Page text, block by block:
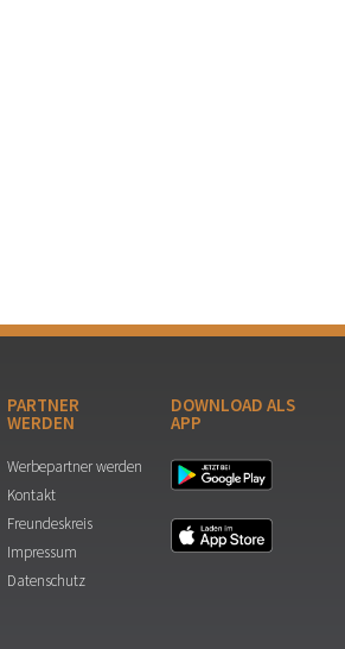
PARTNER
WERDEN
Werbepartner werden
Kontakt
Freundeskreis
Impressum
Datenschutz
DOWNLOAD ALS
APP